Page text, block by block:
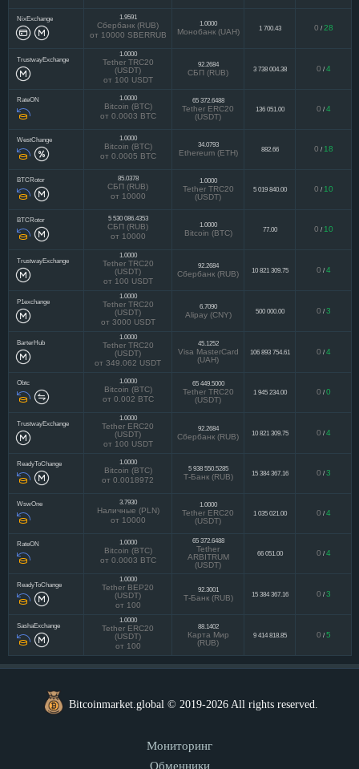
NixExchange 1.9591
Сбербанк (RUB)
от 10000 SBERRUB
1.0000
Монобанк (UAH) 1 700.43 0 / 28
TrustwayExchange
1.0000
Tether TRC20
(USDT)
от 100 USDT
92.2684
СБП (RUB) 3 738 004.38 0 / 4
RateON 1.0000
Bitcoin (BTC)
от 0.0003 BTC
65 372.6488
Tether ERC20
(USDT)
136 051.00 0 / 4
WestChange 1.0000
Bitcoin (BTC)
от 0.0005 BTC
34.0793
Ethereum (ETH) 882.66 0 / 18
BTCRotor 85.0378
СБП (RUB)
от 10000
1.0000
Tether TRC20
(USDT)
5 019 840.00 0 / 10
BTCRotor 5 530 086.4353
СБП (RUB)
от 10000
1.0000
Bitcoin (BTC) 77.00 0 / 10
TrustwayExchange
1.0000
Tether TRC20
(USDT)
от 100 USDT
92.2684
Сбербанк (RUB) 10 821 309.75 0 / 4
P1exchange
1.0000
Tether TRC20
(USDT)
от 3000 USDT
6.7090
Alipay (CNY) 500 000.00 0 / 3
BarterHub
1.0000
Tether TRC20
(USDT)
от 349.062 USDT
45.1252
Visa MasterCard
(UAH)
106 893 754.61 0 / 4
Obtc 1.0000
Bitcoin (BTC)
от 0.002 BTC
65 449.5000
Tether TRC20
(USDT)
1 945 234.00 0 / 0
TrustwayExchange
1.0000
Tether ERC20
(USDT)
от 100 USDT
92.2684
Сбербанк (RUB) 10 821 309.75 0 / 4
ReadyToChange 1.0000
Bitcoin (BTC)
от 0.0018972
5 938 550.5285
Т-Банк (RUB) 15 384 367.16 0 / 3
WswOne 3.7930
Наличные (PLN)
от 10000
1.0000
Tether ERC20
(USDT)
1 035 021.00 0 / 4
RateON 1.0000
Bitcoin (BTC)
от 0.0003 BTC
65 372.6488
Tether
ARBITRUM
(USDT)
66 051.00 0 / 4
ReadyToChange
1.0000
Tether BEP20
(USDT)
от 100
92.3001
Т-Банк (RUB) 15 384 367.16 0 / 3
SashaExchange
1.0000
Tether ERC20
(USDT)
от 100
88.1402
Карта Мир
(RUB)
9 414 818.85 0 / 5
Bitcoinmarket.global © 2019-2026 All rights reserved.
Мониторинг
Обменники